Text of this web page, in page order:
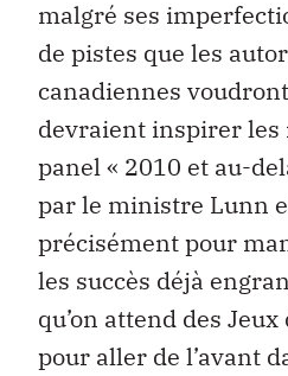
malgré ses
de pistes que les
canadiennes
devraient inspirer les
panel « 2010 et au-
par le ministre Lunn
précisément pour
les succès déjà
qu’on attend des
pour aller de l’avant